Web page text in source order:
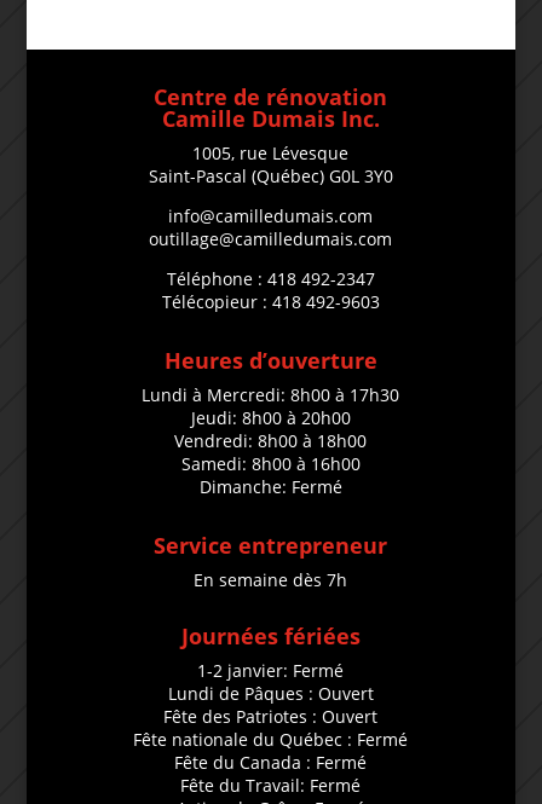
Centre de rénovation
Camille Dumais Inc.
1005, rue Lévesque
Saint-Pascal (Québec) G0L 3Y0
info@camilledumais.com
outillage@camilledumais.com
Téléphone : 418 492-2347
Télécopieur : 418 492-9603
Heures d’ouverture
Lundi à Mercredi: 8h00 à 17h30
Jeudi: 8h00 à 20h00
Vendredi: 8h00 à 18h00
Samedi: 8h00 à 16h00
Dimanche: Fermé
Service entrepreneur
En semaine dès 7h
Journées fériées
1-2 janvier: Fermé
Lundi de Pâques : Ouvert
Fête des Patriotes : Ouvert
Fête nationale du Québec : Fermé
Fête du Canada : Fermé
Fête du Travail: Fermé